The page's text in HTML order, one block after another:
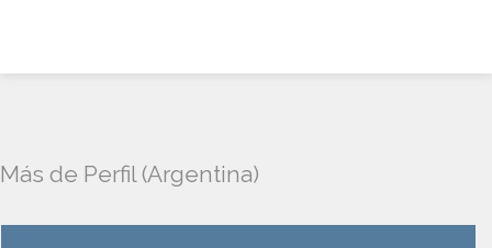
Más de Perfil (Argentina)